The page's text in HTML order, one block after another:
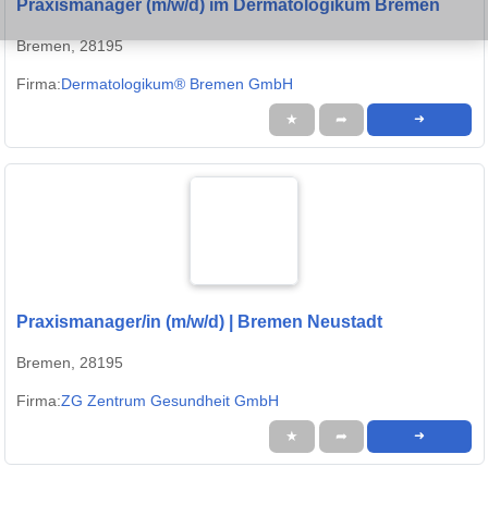
Praxismanager (m/w/d) im Dermatologikum Bremen
Bremen, 28195
Firma:Dermatologikum® Bremen GmbH
★ ➦ ➜
Praxismanager/in (m/w/d) | Bremen Neustadt
Bremen, 28195
Firma:ZG Zentrum Gesundheit GmbH
★ ➦ ➜